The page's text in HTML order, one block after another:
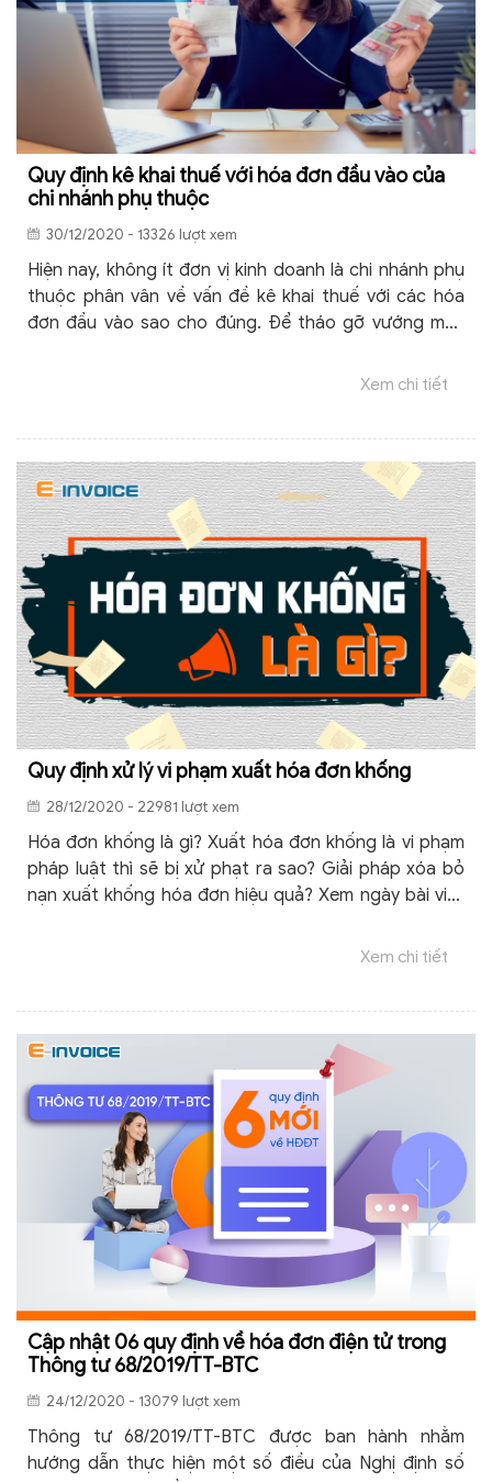
Quy định kê khai thuế với hóa đơn đầu vào của
chi nhánh phụ thuộc
30/12/2020 - 13326 lượt xem
Hiện nay, không ít đơn vị kinh doanh là chi nhánh phụ
thuộc phân vân về vấn đề kê khai thuế với các hóa
đơn đầu vào sao cho đúng. Để tháo gỡ vướng mắc
doanh nghiệp các quy định mới nhất về kê khai thuế
Xem chi tiết
Quy định xử lý vi phạm xuất hóa đơn khống
28/12/2020 - 22981 lượt xem
Hóa đơn khống là gì? Xuất hóa đơn khống là vi phạm
pháp luật thì sẽ bị xử phạt ra sao? Giải pháp xóa bỏ
nạn xuất khống hóa đơn hiệu quả? Xem ngày bài viết
Xem chi tiết
Cập nhật 06 quy định về hóa đơn điện tử trong
Thông tư 68/2019/TT-BTC
24/12/2020 - 13079 lượt xem
Thông tư 68/2019/TT-BTC được ban hành nhằm
hướng dẫn thực hiện một số điều của Nghị định số